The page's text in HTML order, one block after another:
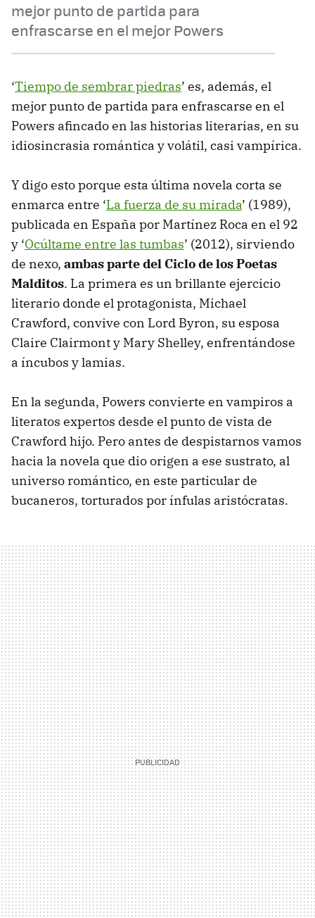
mejor punto de partida para
enfrascarse en el mejor Powers
‘Tiempo de sembrar piedras’ es, además, el
mejor punto de partida para enfrascarse en el
Powers afincado en las historias literarias, en su
idiosincrasia romántica y volátil, casi vampírica.
Y digo esto porque esta última novela corta se
enmarca entre ‘La fuerza de su mirada’ (1989),
publicada en España por Martínez Roca en el 92
y ‘Ocúltame entre las tumbas’ (2012), sirviendo
de nexo, ambas parte del Ciclo de los Poetas
Malditos. La primera es un brillante ejercicio
literario donde el protagonista, Michael
Crawford, convive con Lord Byron, su esposa
Claire Clairmont y Mary Shelley, enfrentándose
a íncubos y lamias.
En la segunda, Powers convierte en vampiros a
literatos expertos desde el punto de vista de
Crawford hijo. Pero antes de despistarnos vamos
hacia la novela que dio origen a ese sustrato, al
universo romántico, en este particular de
bucaneros, torturados por ínfulas aristócratas.